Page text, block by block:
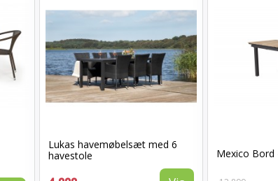
Lukas havemøbelsæt med 6
havestole
Mexico